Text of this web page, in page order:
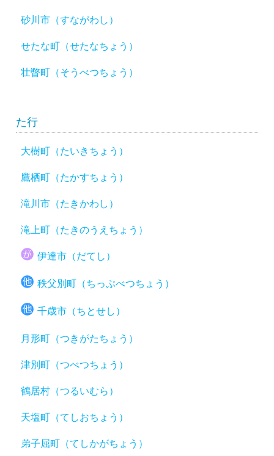
砂川市（すながわし）
せたな町（せたなちょう）
壮瞥町（そうべつちょう）
た行
大樹町（たいきちょう）
鷹栖町（たかすちょう）
滝川市（たきかわし）
滝上町（たきのうえちょう）
伊達市（だてし）
秩父別町（ちっぷべつちょう）
千歳市（ちとせし）
月形町（つきがたちょう）
津別町（つべつちょう）
鶴居村（つるいむら）
天塩町（てしおちょう）
弟子屈町（てしかがちょう）